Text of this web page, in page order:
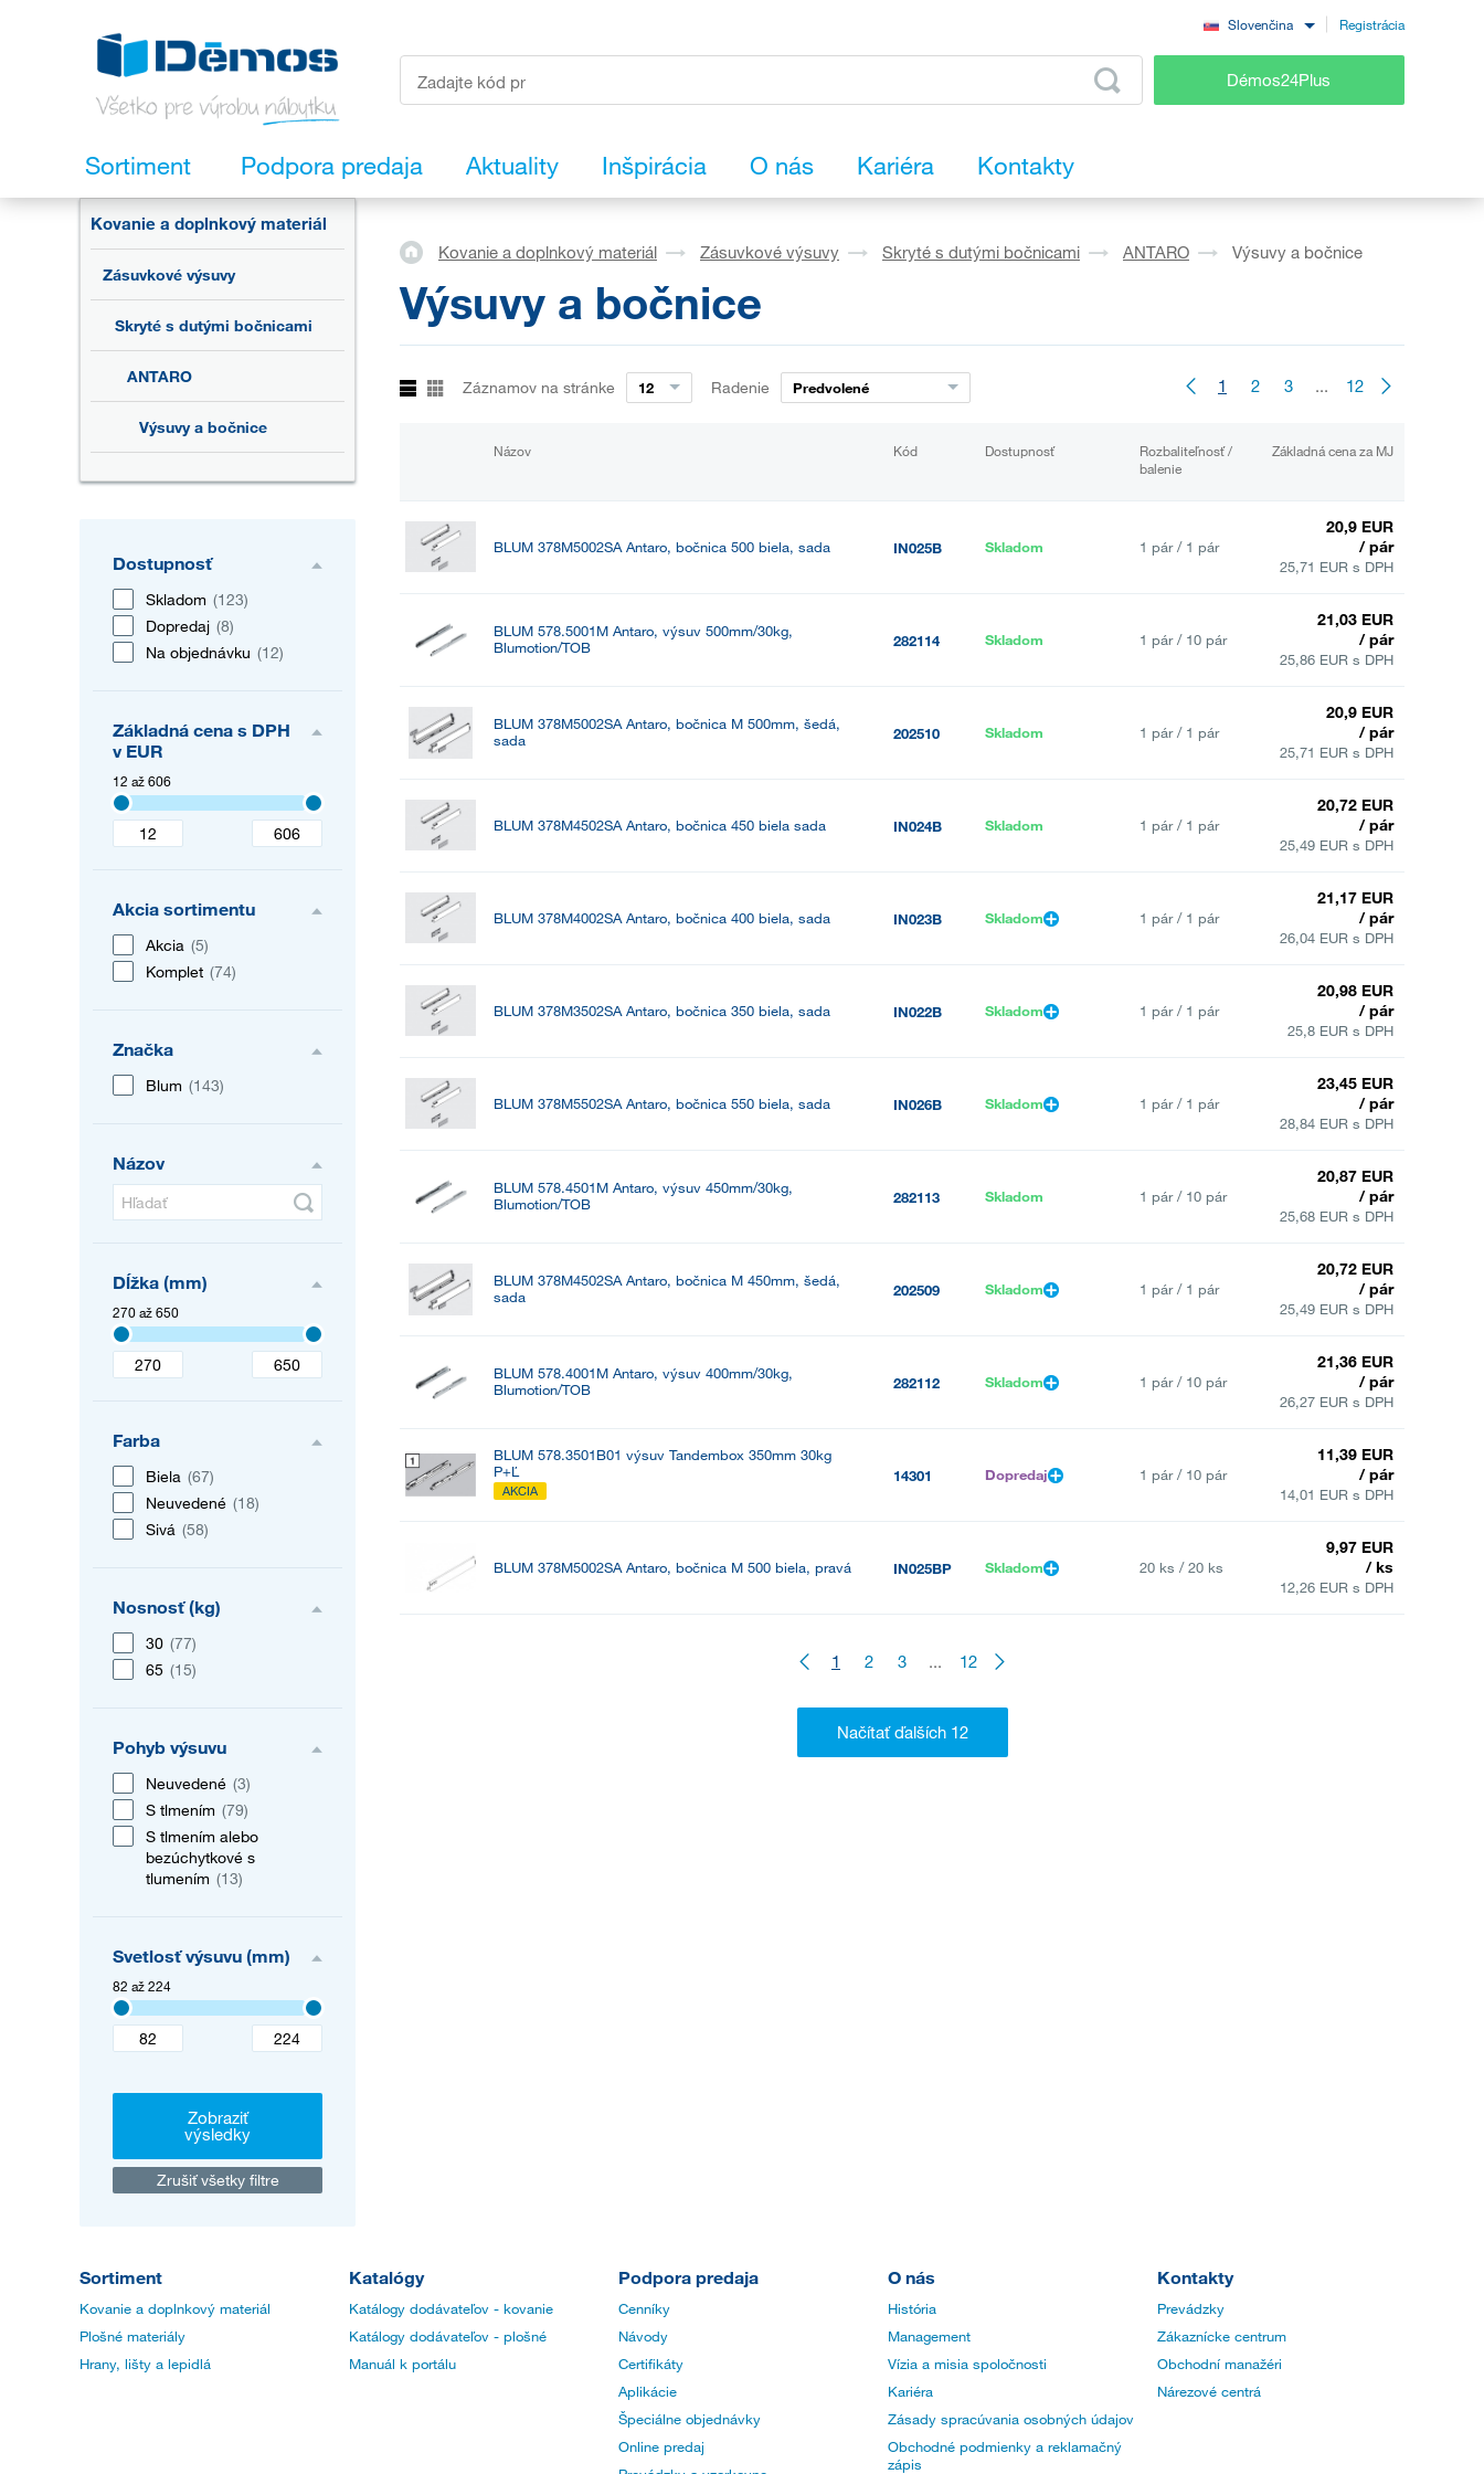
Slovenčina Registrácia
Démos24Plus
Sortiment Podpora predaja Aktuality Inšpirácia O nás Kariéra Kontakty
Kovanie a doplnkový materiál
Zásuvkové výsuvy
Skryté s dutými bočnicami
ANTARO
Výsuvy a bočnice
Dostupnosť
Skladom (123)
Dopredaj (8)
Na objednávku (12)
Základná cena s DPH
v EUR
12 až 606
Akcia sortimentu
Akcia (5)
Komplet (74)
Značka
Blum (143)
Názov
Dĺžka (mm)
270 až 650
Farba
Biela (67)
Neuvedené (18)
Sivá (58)
Nosnosť (kg)
30 (77)
65 (15)
Pohyb výsuvu
Neuvedené (3)
S tlmením (79)
S tlmením alebo
bezúchytkové s
tlumením (13)
Svetlosť výsuvu (mm)
82 až 224
Zobraziť
výsledky
Zrušiť všetky filtre
Kovanie a doplnkový materiál Zásuvkové výsuvy Skryté s dutými bočnicami ANTARO Výsuvy a bočnice
Výsuvy a bočnice
Záznamov na stránke 12 Radenie Predvolené 1 2 3 ... 12
Názov Kód Dostupnosť
Rozbaliteľnosť /
balenie
Základná cena za MJ
BLUM 378M5002SA Antaro, bočnica 500 biela, sada IN025B Skladom 1 pár / 1 pár
20,9 EUR
/ pár
25,71 EUR s DPH
BLUM 578.5001M Antaro, výsuv 500mm/30kg,
Blumotion/TOB
282114 Skladom 1 pár / 10 pár
21,03 EUR
/ pár
25,86 EUR s DPH
BLUM 378M5002SA Antaro, bočnica M 500mm, šedá,
sada
202510 Skladom 1 pár / 1 pár
20,9 EUR
/ pár
25,71 EUR s DPH
BLUM 378M4502SA Antaro, bočnica 450 biela sada IN024B Skladom 1 pár / 1 pár
20,72 EUR
/ pár
25,49 EUR s DPH
BLUM 378M4002SA Antaro, bočnica 400 biela, sada IN023B Skladom 1 pár / 1 pár
21,17 EUR
/ pár
26,04 EUR s DPH
BLUM 378M3502SA Antaro, bočnica 350 biela, sada IN022B Skladom 1 pár / 1 pár
20,98 EUR
/ pár
25,8 EUR s DPH
BLUM 378M5502SA Antaro, bočnica 550 biela, sada IN026B Skladom 1 pár / 1 pár
23,45 EUR
/ pár
28,84 EUR s DPH
BLUM 578.4501M Antaro, výsuv 450mm/30kg,
Blumotion/TOB
282113 Skladom 1 pár / 10 pár
20,87 EUR
/ pár
25,68 EUR s DPH
BLUM 378M4502SA Antaro, bočnica M 450mm, šedá,
sada
202509 Skladom 1 pár / 1 pár
20,72 EUR
/ pár
25,49 EUR s DPH
BLUM 578.4001M Antaro, výsuv 400mm/30kg,
Blumotion/TOB
282112 Skladom 1 pár / 10 pár
21,36 EUR
/ pár
26,27 EUR s DPH
BLUM 578.3501B01 výsuv Tandembox 350mm 30kg
P+Ľ
AKCIA
14301 Dopredaj 1 pár / 10 pár
11,39 EUR
/ pár
14,01 EUR s DPH
BLUM 378M5002SA Antaro, bočnica M 500 biela, pravá IN025BP Skladom 20 ks / 20 ks
9,97 EUR
/ ks
12,26 EUR s DPH
1 2 3 ... 12
Sortiment
Kovanie a doplnkový materiál
Plošné materiály
Hrany, lišty a lepidlá
Katalógy
Katálogy dodávateľov - kovanie
Katálogy dodávateľov - plošné
Manuál k portálu
Podpora predaja
Cenníky
Návody
Certifikáty
Aplikácie
Špeciálne objednávky
Online predaj
O nás
História
Management
Vízia a misia spoločnosti
Kariéra
Zásady spracúvania osobných údajov
Obchodné podmienky a reklamačný
zápis
Kontakty
Prevádzky
Zákaznícke centrum
Obchodní manažéri
Nárezové centrá